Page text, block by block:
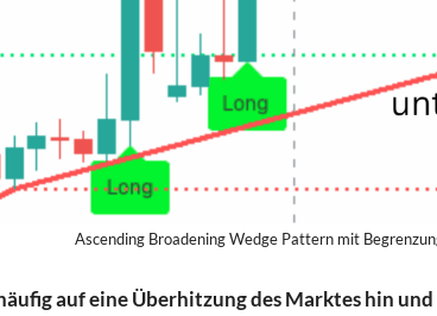
Ascending Broadening Wedge Pattern mit
auf eine Überhitzung des Marktes hin